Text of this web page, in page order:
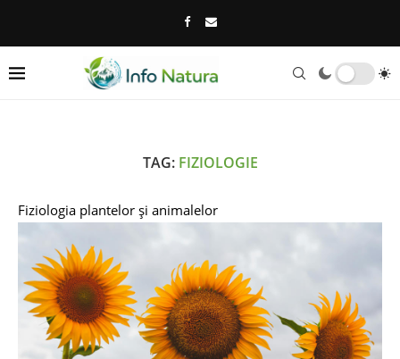
TAG: FIZIOLOGIE
Fiziologia plantelor și animalelor